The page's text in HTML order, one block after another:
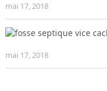
mai 17, 2018
mai 17, 2018